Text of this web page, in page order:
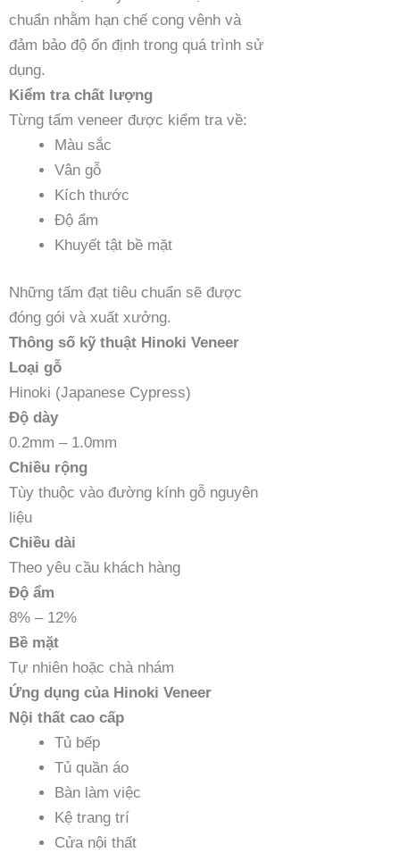
chuẩn nhằm hạn chế cong vênh và
đảm bảo độ ổn định trong quá trình sử
dụng.
Kiểm tra chất lượng
Từng tấm veneer được kiểm tra về:
Màu sắc
Vân gỗ
Kích thước
Độ ẩm
Khuyết tật bề mặt
Những tấm đạt tiêu chuẩn sẽ được
đóng gói và xuất xưởng.
Thông số kỹ thuật Hinoki Veneer
Loại gỗ
Hinoki (Japanese Cypress)
Độ dày
0.2mm – 1.0mm
Chiều rộng
Tùy thuộc vào đường kính gỗ nguyên
liệu
Chiều dài
Theo yêu cầu khách hàng
Độ ẩm
8% – 12%
Bề mặt
Tự nhiên hoặc chà nhám
Ứng dụng của Hinoki Veneer
Nội thất cao cấp
Tủ bếp
Tủ quần áo
Bàn làm việc
Kệ trang trí
Cửa nội thất